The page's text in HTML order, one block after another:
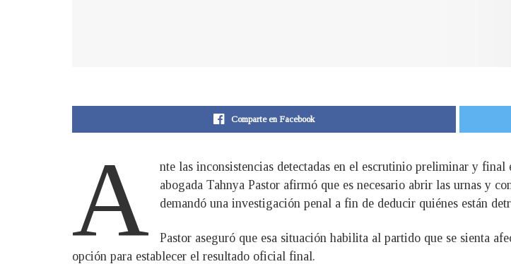
Comparte en Facebook
A
nte las inconsistencias detectadas en el escrutinio preliminar y
abogada Tahnya Pastor afirmó que es necesario abrir las urnas y
demandó una investigación penal a fin de deducir quiénes están
Pastor aseguró que esa situación habilita al partido que se sienta
opción para establecer el resultado oficial final.